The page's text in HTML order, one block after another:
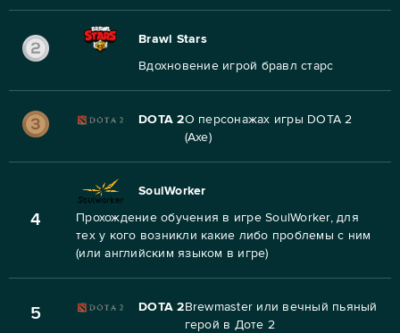
Brawl Stars
Вдохновение игрой бравл старс
DOTA 2О персонажах игры DOTA 2
(Axe)
4
SoulWorker
Прохождение обучения в игре SoulWorker, для
тех у кого возникли какие либо проблемы с ним
(или английским языком в игре)
5 DOTA 2Brewmaster или вечный пьяный
герой в Доте 2